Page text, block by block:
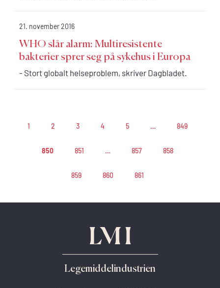
21. november 2016
WHO slår alarm: Multiresistente
bakterier sprer seg på sykehus i Europa
- Stort globalt helseproblem, skriver Dagbladet.
1 2 3 4 5 … 849
850 851 … 857 858
859 860 861
Legemiddelindustrien